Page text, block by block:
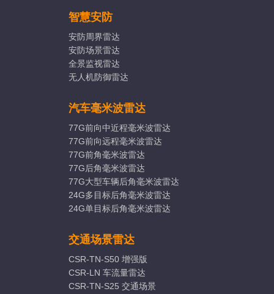
智慧安防
安防周界雷达
安防场景雷达
全景监视雷达
无人机防御雷达
汽车毫米波雷达
77G前向中近程毫米波雷达
77G前向远程毫米波雷达
77G前角毫米波雷达
77G后角毫米波雷达
77G大型车辆后角毫米波雷达
24G多目标后角毫米波雷达
24G单目标后角毫米波雷达
交通场景雷达
CSR-TN-S50 增强版
CSR-LN 车流量雷达
CSR-TN-S25 交通场景